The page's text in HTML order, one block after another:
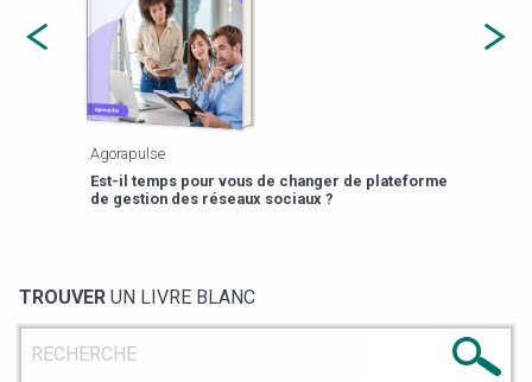
Agorapulse
Est-il temps pour vous de changer de plateforme
de gestion des réseaux sociaux ?
TROUVER UN LIVRE BLANC